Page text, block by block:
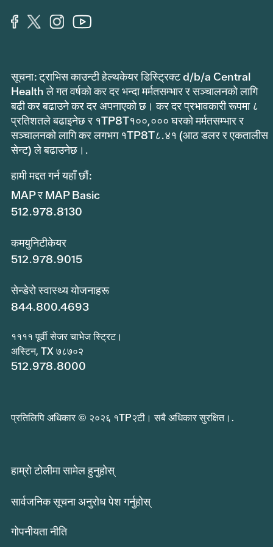
सूचना: ट्राभिस काउन्टी हेल्थकेयर डिस्ट्रिक्ट d/b/a Central
Health ले गत वर्षको कर दर भन्दा मर्मतसम्भार र सञ्चालनको लागि
बढी कर बढाउने कर दर अपनाएको छ। कर दर प्रभावकारी रूपमा ८
प्रतिशतले बढाइनेछ र १TP8T१००,००० घरको मर्मतसम्भार र
सञ्चालनको लागि कर लगभग १TP8T८.४१ (आठ डलर र एकतालीस
सेन्ट) ले बढाउनेछ।.
हामी मद्दत गर्न यहाँ छौं:
MAP र MAP Basic
512.978.8130
कमयुनिटीकेयर
512.978.9015
सेन्डेरो स्वास्थ्य योजनाहरू
844.800.4693
११११ पूर्वी सेजर चाभेज स्ट्रिट।
अस्टिन, TX ७८७०२
512.978.8000
प्रतिलिपि अधिकार © २०२६ १TP२टी। सबै अधिकार सुरक्षित।.
हाम्रो टोलीमा सामेल हुनुहोस्
सार्वजनिक सूचना अनुरोध पेश गर्नुहोस्
गोपनीयता नीति